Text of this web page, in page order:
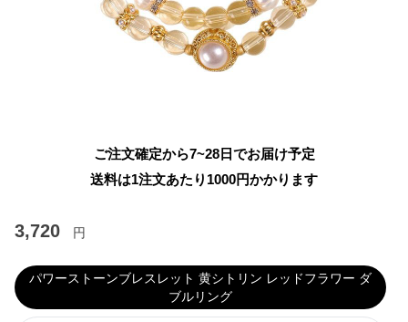
ご注文確定から7~28日でお届け予定
送料は1注文あたり 1000円かかります
3,720 円
パワーストーンブレスレット 黄シトリン レッドフラワー ダ
ブルリング